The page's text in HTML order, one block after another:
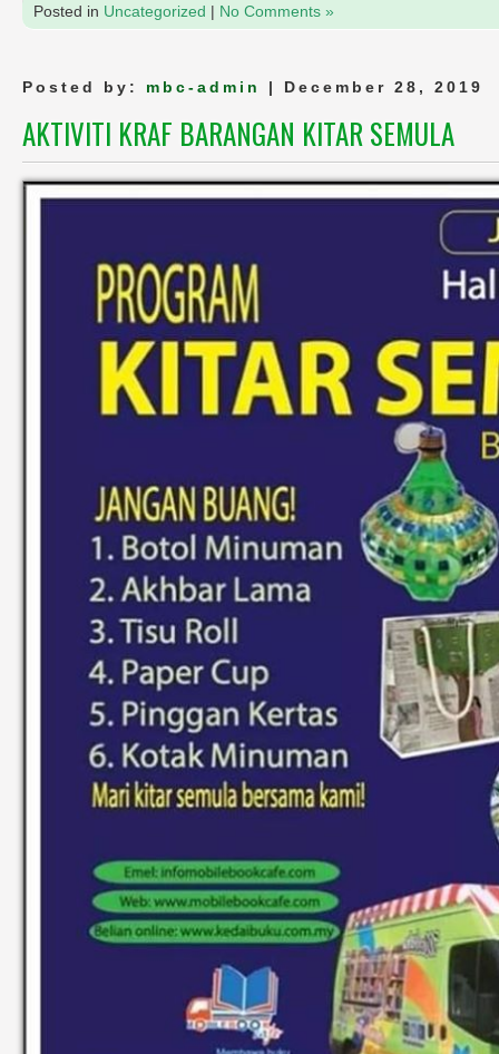
Posted in Uncategorized | No Comments »
Posted by: mbc-admin | December 28, 2019
AKTIVITI KRAF BARANGAN KITAR SEMULA